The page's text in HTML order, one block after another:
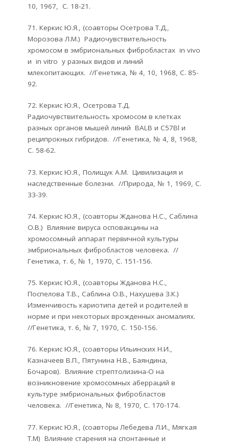
10, 1967, С. 18-21.
71. Керкис Ю.Я., (соавторы Осетрова Т.Д.,
Морозова Л.М.) Радиочувствительность
хромосом в эмбриональных фибробластах in vivo
и in vitro у разных видов и линий
млекопитающих. //Генетика, № 4, 10, 1968, С. 85-
92.
72. Керкис Ю.Я., Осетрова Т.Д.
Радиочувствительность хромосом в клетках
разных органов мышей линий BALB и C57Bl и
реципрокных гибридов. //Генетика, № 4, 8, 1968,
С. 58-62.
73. Керкис Ю.Я., Полищук А.М. Цивилизация и
наследственные болезни. //Природа, № 1, 1969, С.
33-39.
74. Керкис Ю.Я., (соавторы Жданова Н.С., Саблина
О.В.) Влияние вируса осповакцины на
хромосомный аппарат первичной культуры
эмбриональных фибробластов человека. //
Генетика, т. 6, № 1, 1970, С. 151-156.
75. Керкис Ю.Я., (соавторы Жданова Н.С.,
Поспелова Т.В., Саблина О.В., Нахушева З.К.)
Изменчивость кариотипа детей и родителей в
норме и при некоторых врожденных аномалиях.
//Генетика, т. 6, № 7, 1970, С. 150-156.
76. Керкис Ю.Я., (соавторы Ильинских Н.И.,
Казначеев В.П., Пятунина Н.В., Баяндина,
Бочаров). Влияние стрептолизина-О на
возникновение хромосомных аберраций в
культуре эмбриональных фибробластов
человека. //Генетика, № 8, 1970, С. 170-174.
77. Керкис Ю.Я., (соавторы Лебедева Л.И., Мягкая
Т.М) Влияние старения на спонтанные и